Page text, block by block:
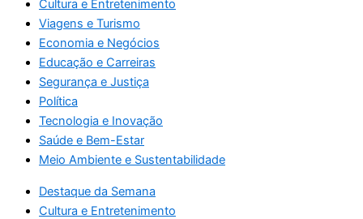
Cultura e Entretenimento
Viagens e Turismo
Economia e Negócios
Educação e Carreiras
Segurança e Justiça
Política
Tecnologia e Inovação
Saúde e Bem-Estar
Meio Ambiente e Sustentabilidade
Destaque da Semana
Cultura e Entretenimento